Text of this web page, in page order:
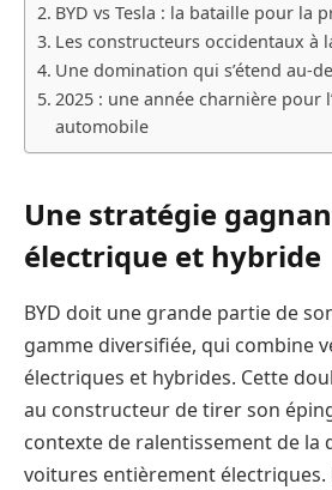
BYD vs Tesla : la bataille pour la
Les constructeurs occidentaux à
Une domination qui s’étend au-
2025 : une année charnière pour
automobile
Une stratégie
électrique et hybride
BYD doit une grande partie de
gamme diversifiée, qui combine
électriques et hybrides. Cette
au constructeur de tirer son
contexte de ralentissement de la
voitures entièrement électriques.